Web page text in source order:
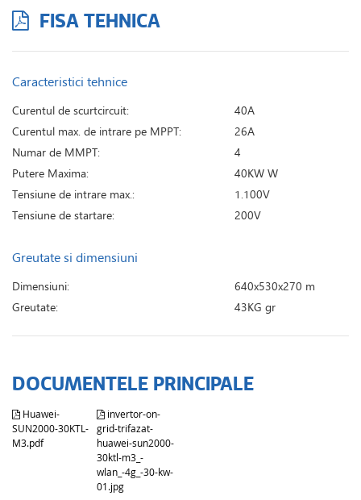
FISA TEHNICA
Caracteristici tehnice
Curentul de scurtcircuit:
40A
Curentul max. de intrare pe MPPT:
26A
Numar de MMPT:
4
Putere Maxima:
40KW W
Tensiune de intrare max.:
1.100V
Tensiune de startare:
200V
Greutate si dimensiuni
Dimensiuni:
640x530x270 m
Greutate:
43KG gr
DOCUMENTELE PRINCIPALE
Huawei-
SUN2000-30KTL-
M3.pdf
invertor-on-
grid-trifazat-
huawei-sun2000-
30ktl-m3_-
wlan_-4g_-30-kw-
01.jpg